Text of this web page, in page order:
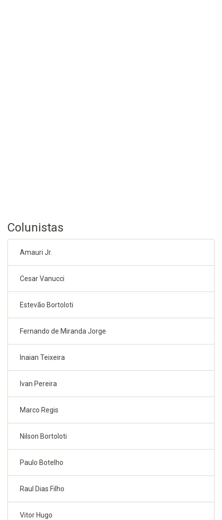
Colunistas
Amauri Jr.
Cesar Vanucci
Estevão Bortoloti
Fernando de Miranda Jorge
Inaian Teixeira
Ivan Pereira
Marco Regis
Nilson Bortoloti
Paulo Botelho
Raul Dias Filho
Vitor Hugo